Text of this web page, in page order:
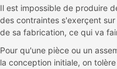
Il est impossible de produire
des contraintes s'exerçent
de sa fabrication, ce qui va
Pour qu'une pièce ou un
la conception initiale, on